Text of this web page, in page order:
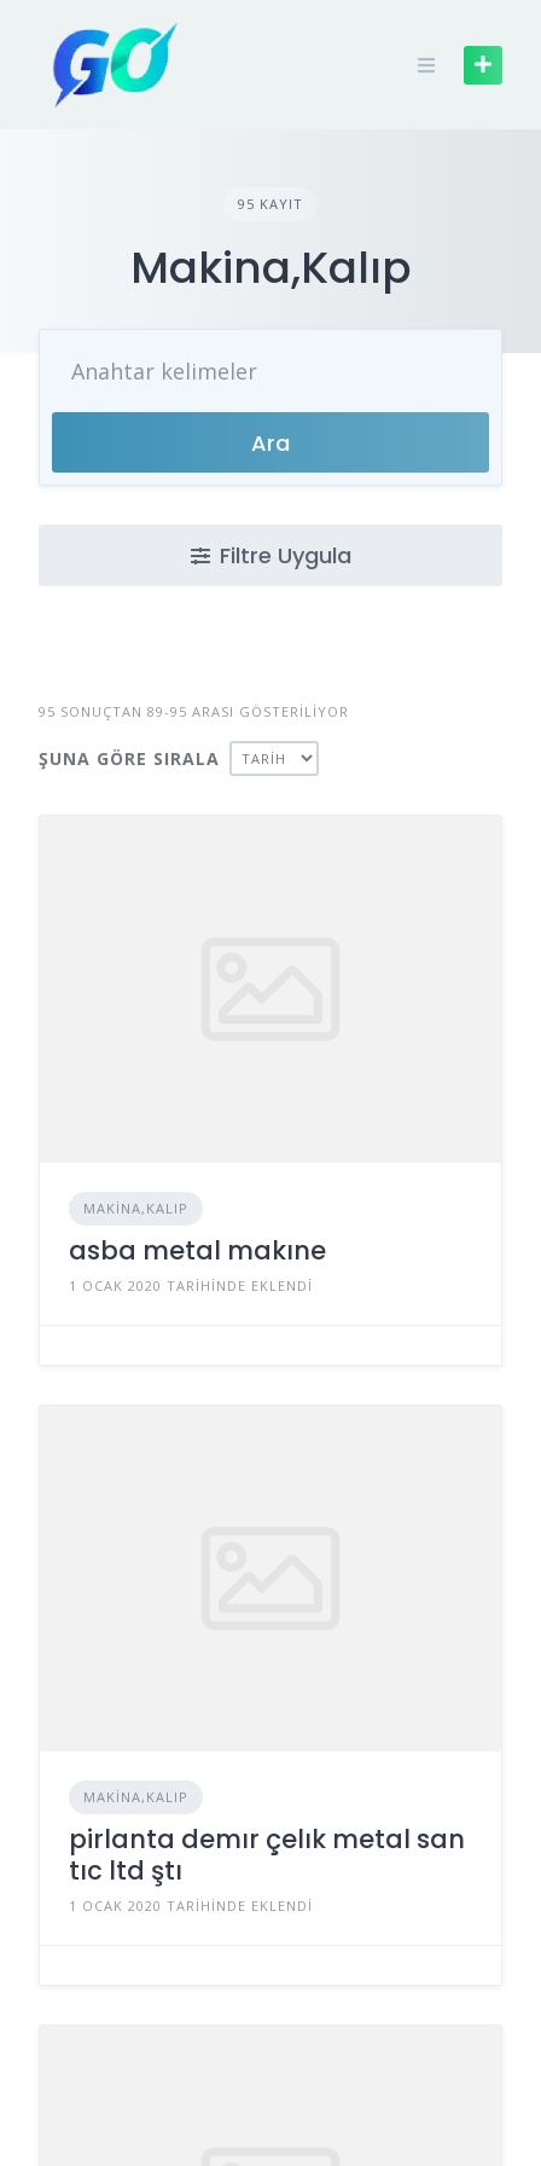
content
95 KAYIT
Makina,Kalıp
Ara
Filtre Uygula
95 SONUÇTAN 89-95 ARASI GÖSTERILIYOR
ŞUNA GÖRE SIRALA
MAKINA,KALIP
asba metal makıne
1 OCAK 2020 TARIHINDE EKLENDI
MAKINA,KALIP
pirlanta demır çelık metal san
tıc ltd ştı
1 OCAK 2020 TARIHINDE EKLENDI